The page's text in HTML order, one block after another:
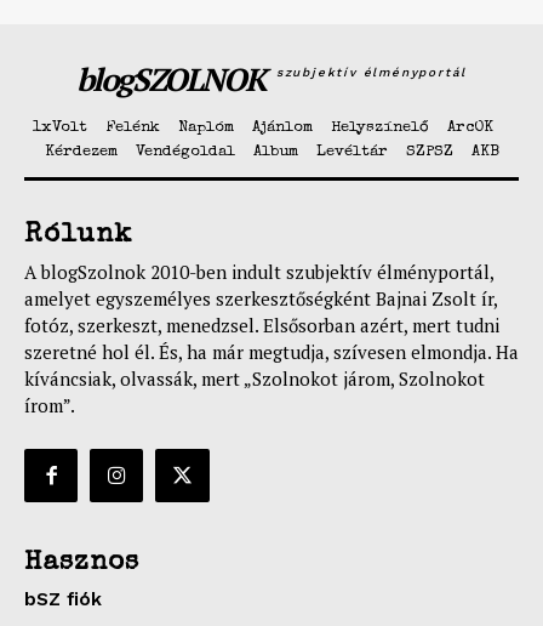
blogSZOLNOK szubjektív élményportál
1xVolt Felénk Naplóm Ajánlom Helyszínelő
ArcOK
Kérdezem
Vendégoldal Album Levéltár SZPSZ AKB
Rólunk
A blogSzolnok 2010-ben indult szubjektív élményportál,
amelyet egyszemélyes szerkesztőségként Bajnai Zsolt ír,
fotóz, szerkeszt, menedzsel. Elsősorban azért, mert tudni
szeretné hol él. És, ha már megtudja, szívesen elmondja. Ha
kíváncsiak, olvassák, mert „Szolnokot járom, Szolnokot
írom”.
Hasznos
bSZ fiók